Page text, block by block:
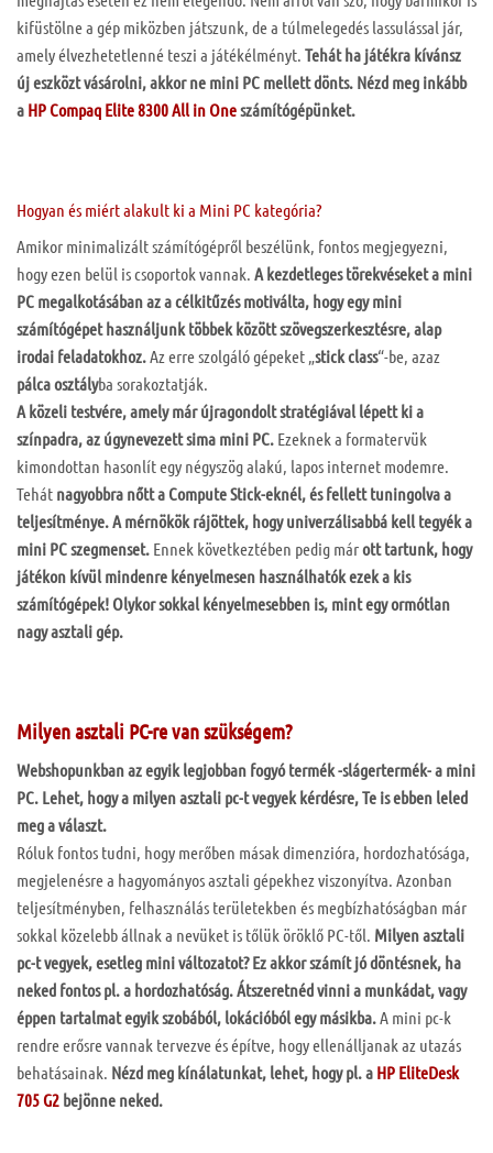
kifüstölne a gép miközben játszunk, de a túlmelegedés lassulással jár,
amely élvezhetetlenné teszi a játékélményt. Tehát ha játékra kívánsz
új eszközt vásárolni, akkor ne mini PC mellett dönts. Nézd meg inkább
a HP Compaq Elite 8300 All in Oneszámítógépünket.
Hogyan és miért alakult ki a Mini PC kategória?
Amikor minimalizált számítógépről beszélünk, fontos megjegyezni,
hogy ezen belül is csoportok vannak. A kezdetleges törekvéseket a mini
PC megalkotásában az a célkitűzés motiválta, hogy egy mini
számítógépet használjunk többek között szövegszerkesztésre, alap
irodai feladatokhoz.Az erre szolgáló gépeket „stick class“-be, azaz
pálca osztályba sorakoztatják.
A közeli testvére, amely már újragondolt stratégiával lépett ki a
színpadra, az úgynevezett sima mini PC. Ezeknek a formatervük
kimondottan hasonlít egy négyszög alakú, lapos internet modemre.
Tehát nagyobbra nőtt a Compute Stick-eknél, és fellett tuningolva a
teljesítménye. A mérnökök rájöttek, hogy univerzálisabbá kell tegyék a
mini PC szegmenset. Ennek következtében pedig márott tartunk, hogy
játékon kívül mindenre kényelmesen használhatók ezek a kis
számítógépek! Olykor sokkal kényelmesebben is, mint egy ormótlan
nagy asztali gép.
Milyen asztali PC-re van szükségem?
Webshopunkban az egyik legjobban fogyó termék -slágertermék- a mini
PC. Lehet, hogy a milyen asztali pc-t vegyek kérdésre, Te is ebben leled
meg a választ.
Róluk fontos tudni, hogy merőben másak dimenzióra, hordozhatósága,
megjelenésre a hagyományos asztali gépekhez viszonyítva. Azonban
teljesítményben, felhasználás területekben és megbízhatóságban már
sokkal közelebb állnak a nevüket is tőlük öröklő PC-től. Milyen asztali
pc-t vegyek, esetleg mini változatot? Ez akkor számít jó döntésnek, ha
neked fontos pl. a hordozhatóság. Átszeretnéd vinni a munkádat, vagy
éppen tartalmat egyik szobából, lokációból egy másikba. A mini pc-k
rendre erősre vannak tervezve és építve, hogy ellenálljanak az utazás
behatásainak. Nézd meg kínálatunkat, lehet, hogy pl. a HP EliteDesk
705 G2 bejönne neked.